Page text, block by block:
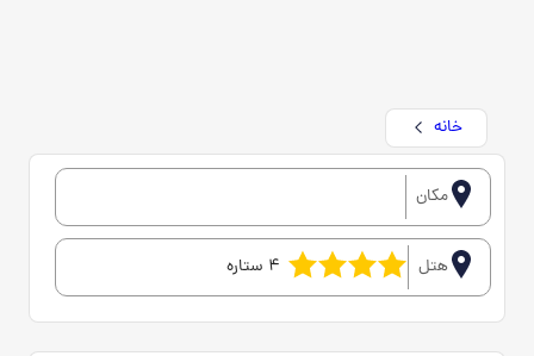
خانه
مکان
هتل 4 ستاره